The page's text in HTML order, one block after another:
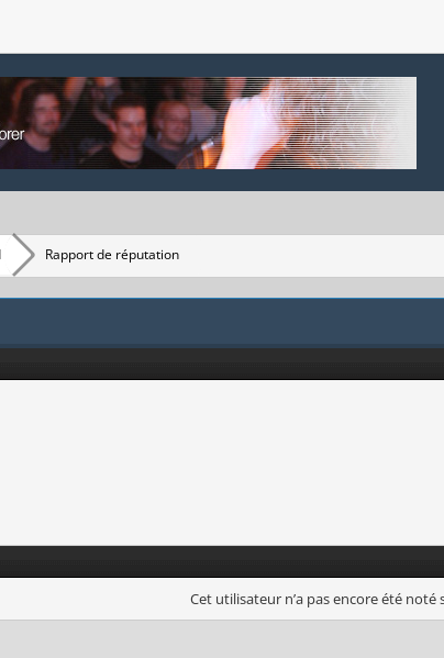
Rapport de réputation
Cet utilisateur n’a pas encore été noté